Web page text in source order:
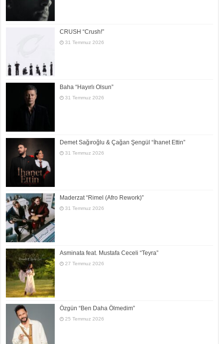
CRUSH “Crush!”
31 Temmuz 2026
Baha “Hayırlı Olsun”
31 Temmuz 2026
Demet Sağıroğlu & Çağan Şengül “İhanet Ettin”
31 Temmuz 2026
Maderzat “Rimel (Afro Rework)”
31 Temmuz 2026
Asminata feat. Mustafa Ceceli “Teyra”
27 Temmuz 2026
Özgün “Ben Daha Ölmedim”
25 Temmuz 2026